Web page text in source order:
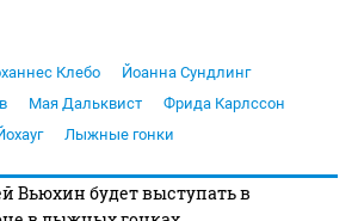
Клебо
Йоанна Сундлинг
Мая Дальквист
Фрида Карлссон
Лыжные гонки
Вьюхин будет выступать в